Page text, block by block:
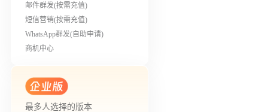
邮件群发(按需充值)
短信营销(按需充值)
WhatsApp群发(自助申请)
商机中心
最多人选择的版本